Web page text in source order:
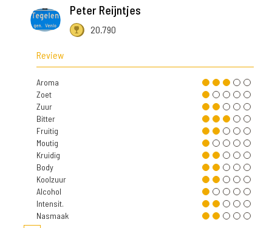
Peter Reijntjes
20.790
Review
Aroma
Zoet
Zuur
Bitter
Fruitig
Moutig
Kruidig
Body
Koolzuur
Alcohol
Intensit.
Nasmaak